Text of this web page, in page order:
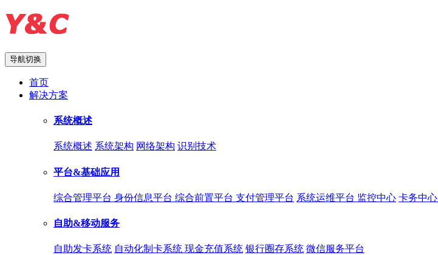
导航切换
首页
解决方案
系统概述
系统概述 系统架构 网络架构 识别技术
平台&基础应用
综合管理平台 身份信息平台 综合前置平台 支付管理平台 系统运维平台 监控中心 卡务中心
自助&移动服务
自助发卡系统 自动化制卡系统 现金充值系统 银行圈存系统 微信服务平台